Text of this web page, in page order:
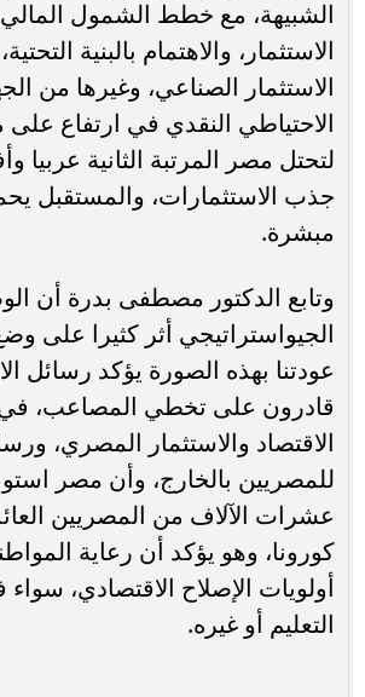
الشبيهة، مع خطط الشمول
الاستثمار، والاهتمام بالبنية
الاستثمار الصناعي، وغيرها من
لتحتل مصر المرتبة الثانية عربيا
جذب الاستثمارات، والمستقبل
مبشرة.
وتابع الدكتور مصطفى بدرة أن
الجيواستراتيجي أثر كثيرا على
عودتنا بهذه الصورة يؤكد رسائل
قادرون على تخطي المصاعب،
الاقتصاد والاستثمار المصري،
للمصريين بالخارج، وأن مصر
عشرات الآلاف من المصريين
كورونا، وهو يؤكد أن رعاية
أولويات الإصلاح الاقتصادي،
التعليم أو غيره.